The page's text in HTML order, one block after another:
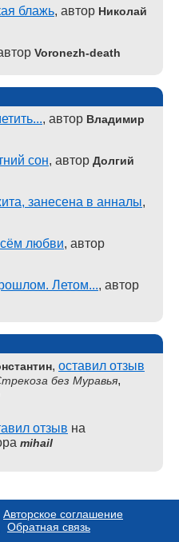
блажь, автор Николай
Voronezh-death
, автор Владимир
сон, автор Долгий
занесена в анналы,
любви, автор
Летом..., автор
, оставил отзыв
без Муравья,
отзыв на
mihail
Авторское соглашение
Обратная связь